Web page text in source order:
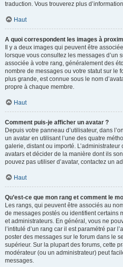
traduction. Vous trouverez plus
Haut
A quoi correspondent les images à
Il y a deux images qui peuvent être
lorsque vous consultez les messages d’un
associée à votre rang, généralement des
nombre de messages ou votre statut sur le
plus grande, est connue sous le nom
propre à chaque membre.
Haut
Comment puis-je afficher un avatar ?
Depuis votre panneau d’utilisateur, dans
un avatar en utilisant l’une des quatre
galerie, distant ou importé.
avatars et décider de la manière dont ils
pouvez pas utiliser d’avatar, contactez un
Haut
Qu’est-ce que mon rang et comment le
Les rangs, qui peuvent être associés au
de messages postés ou identifient certains
et administrateurs. En général, vous ne
l’intitulé d’un rang car il est paramétré par
poster des messages sur le forum dans le
supérieur. Sur la plupart des forums, cette
modérateur (ou un administrateur) peut
messages.